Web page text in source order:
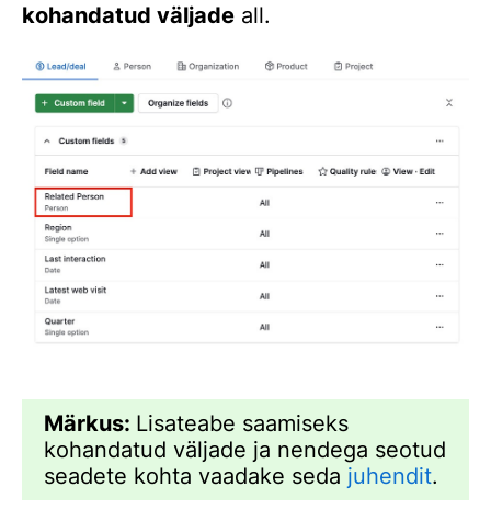
kohandatud väljade all.
Märkus: Lisateabe saamiseks
kohandatud väljade ja nendega seotud
seadete kohta vaadake seda juhendit.